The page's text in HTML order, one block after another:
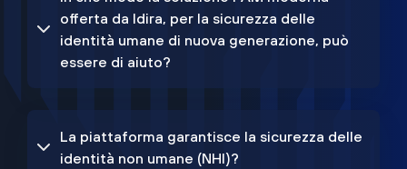
offerta da Idira, per la sicurezza delle
identità umane di nuova generazione, può
essere di aiuto?
La piattaforma garantisce la sicurezza delle
identità non umane (NHI)?